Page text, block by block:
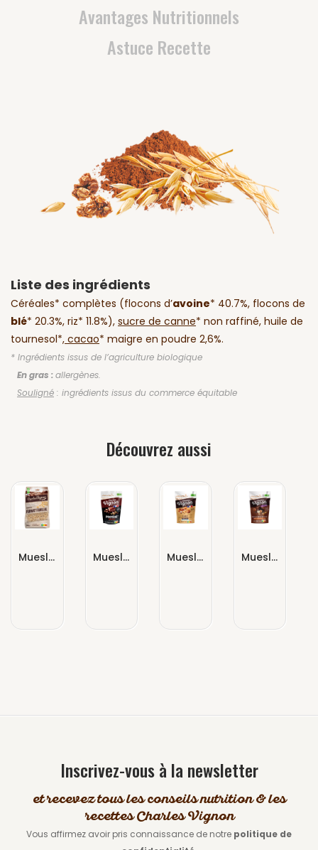
Avantages Nutritionnels
Astuce Recette
Liste des ingrédients
Céréales* complètes (flocons d’avoine* 40.7%, flocons de
blé* 20.3%, riz* 11.8%), sucre de canne* non raffiné, huile de
tournesol*, cacao* maigre en poudre 2,6%.
* Ingrédients issus de l’agriculture biologique
En gras :allergènes.
Souligné : ingrédients issus du commerce équitable
Découvrez aussi
Muesli Croustillant Nature Muesli Croustillant Protéiné Chocolat Muesli Céréales Toastées 5 Noix : Amandes, Noisettes, Noix, Noix De Pécan & Noix De Cajou Muesli Croustillant Chocolat Noir & Noisettes
Inscrivez-vous à la newsletter
et recevez tous les conseils nutrition & les
recettes Charles Vignon
Vous affirmez avoir pris connaissance de notre politique de